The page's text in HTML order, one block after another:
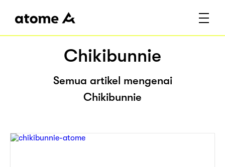
Chikibunnie
Semua artikel mengenai
Chikibunnie